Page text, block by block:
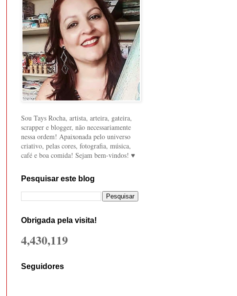
Sou Tays Rocha, artista, arteira, gateira,
scrapper e blogger, não necessariamente
nessa ordem! Apaixonada pelo universo
criativo, pelas cores, fotografia, música,
café e boa comida! Sejam bem-vindos! ♥
Pesquisar este blog
Obrigada pela visita!
4,430,119
Seguidores